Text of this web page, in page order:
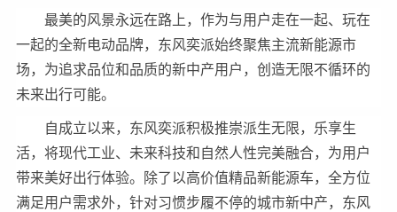
最美的风景永远在路上，作为与用户走在一起、玩在
一起的全新电动品牌，东风奕派始终聚焦主流新能源市
场，为追求品位和品质的新中产用户，创造无限不循环的
未来出行可能。
自成立以来，东风奕派积极推崇派生无限，乐享生
活，将现代工业、未来科技和自然人性完美融合，为用户
带来美好出行体验。除了以高价值精品新能源车，全方位
满足用户需求外，针对习惯步履不停的城市新中产，东风